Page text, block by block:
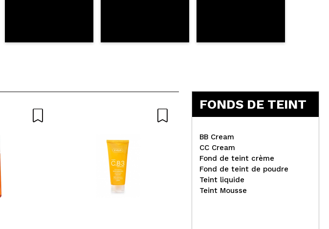
Ondo Beauty 36.5 - Patchs
FONDS DE TEINT
BB Cream
CC Cream
Fond de teint crème
Fond de teint de poudre
Teint liquide
Teint Mousse